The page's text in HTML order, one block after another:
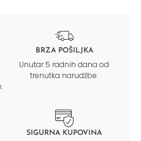
BRZA POŠILJKA
Unutar 5 radnih dana od
trenutka narudžbe.
SIGURNA KUPOVINA